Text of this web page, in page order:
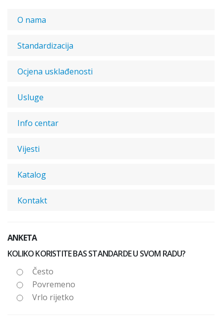
O nama
Standardizacija
Ocjena usklađenosti
Usluge
Info centar
Vijesti
Katalog
Kontakt
ANKETA
KOLIKO KORISTITE BAS STANDARDE U SVOM RADU?
Često
Povremeno
Vrlo rijetko